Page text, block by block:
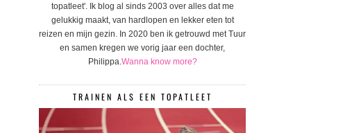
topatleet'. Ik blog al sinds 2003 over alles dat me
gelukkig maakt, van hardlopen en lekker eten tot
reizen en mijn gezin. In 2020 ben ik getrouwd met Tuur
en samen kregen we vorig jaar een dochter,
Philippa.Wanna know more?
TRAINEN ALS EEN TOPATLEET